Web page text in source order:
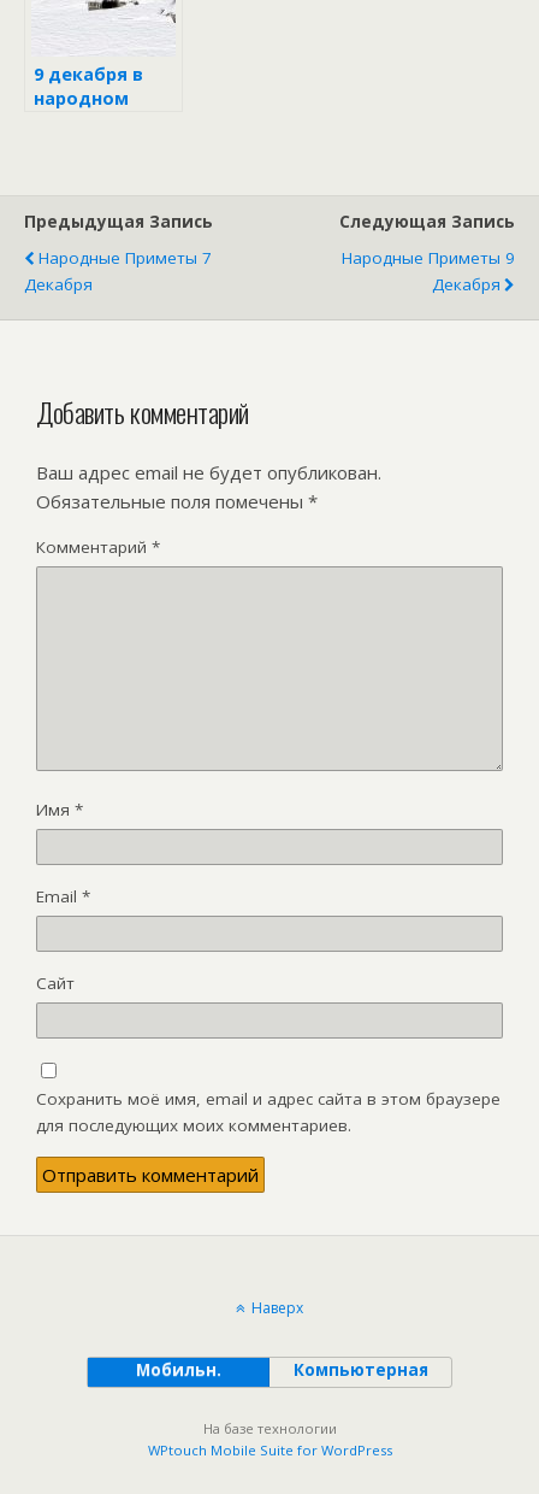
9 декабря в
народном
Предыдущая Запись
Народные Приметы 7
Декабря
Следующая Запись
Народные Приметы 9
Декабря
Добавить комментарий
Ваш адрес email не будет опубликован.
Обязательные поля помечены *
Комментарий *
Имя *
Email *
Сайт
Сохранить моё имя, email и адрес сайта в этом браузере
для последующих моих комментариев.
Наверх
Мобильн. Компьютерная
На базе технологии
WPtouch Mobile Suite for WordPress